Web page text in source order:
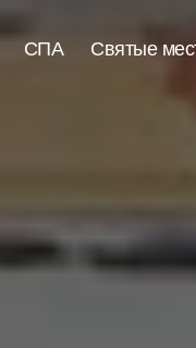
СПА Святые